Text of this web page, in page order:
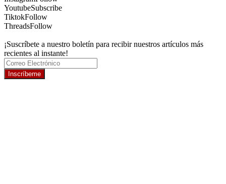
YoutubeSubscribe
TiktokFollow
ThreadsFollow
¡Suscríbete a nuestro boletín para recibir nuestros artículos más
recientes al instante!
Inscríbeme